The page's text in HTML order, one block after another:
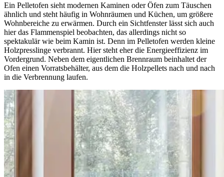
Ein Pelletofen sieht modernen Kaminen oder Öfen zum Täuschen
ähnlich und steht häufig in Wohnräumen und Küchen, um größere
Wohnbereiche zu erwärmen. Durch ein Sichtfenster lässt sich auch
hier das Flammenspiel beobachten, das allerdings nicht so
spektakulär wie beim Kamin ist. Denn im Pelletofen werden kleine
Holzpresslinge verbrannt. Hier steht eher die Energieeffizienz im
Vordergrund. Neben dem eigentlichen Brennraum beinhaltet der
Ofen einen Vorratsbehälter, aus dem die Holzpellets nach und nach
in die Verbrennung laufen.